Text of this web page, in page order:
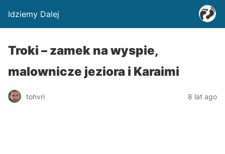
Idziemy Dalej
Troki – zamek na wyspie,
malownicze jeziora i Karaimi
tohvri 8 lat ago